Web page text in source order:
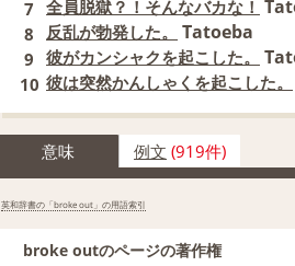
7 全員脱獄？！そんなバカな！
8 反乱が勃発した。 Tatoeba
9 彼がカンシャクを起こした。
10 彼は突然かんしゃくを起こした。
意味 例文 (919件)
英和辞書の「broke out」の用語索引
broke outのページの著作権